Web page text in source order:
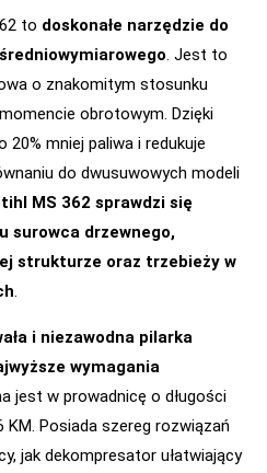
to doskonałe narzędzie do
. Jest to
o znakomitym stosunku
obrotowym. Dzięki
mniej paliwa i redukuje
do dwusuwowych modeli
MS 362 sprawdzi się
surowca drzewnego,
strukturze oraz trzebieży w
.
i niezawodna pilarka
wymagania
jest w prowadnicę o długości
Posiada szereg rozwiązań
jak dekompresator ułatwiający